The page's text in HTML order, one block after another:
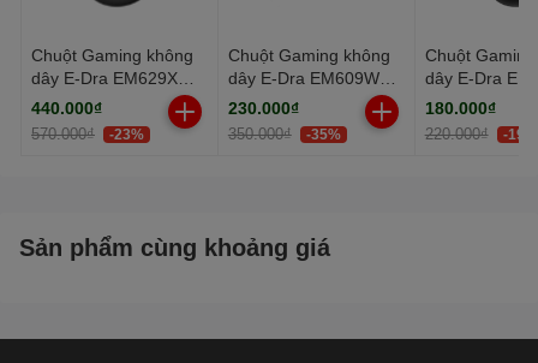
Thời lượng pin lên tới 95 giờ
Chuột Gaming không
dây E-Dra EM629X
Đen
(Bluetooth/Wireless)
440.000₫
570.000₫ -23%
Chuột Gaming không
dây E-Dra EM609W
(Bluetooth/Wireless)
230.000₫
350.000₫ -35%
Chuột
dây E-Dra
Black
180.000₫
220.000₫ -19%
Sản phẩm cùng khoảng giá